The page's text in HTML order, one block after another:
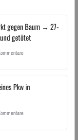
gegen Baum → 27-
getötet
Pkw in